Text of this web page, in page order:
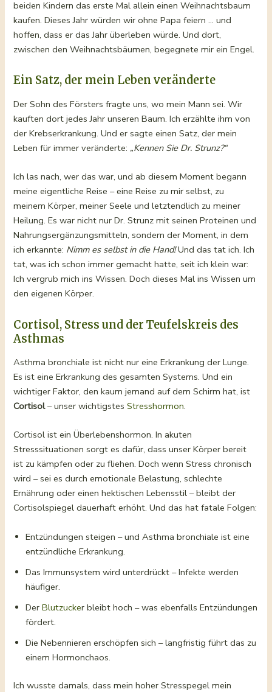
beiden Kindern das erste Mal allein einen Weihnachtsbaum
kaufen. Dieses Jahr würden wir ohne Papa feiern … und
hoffen, dass er das Jahr überleben würde. Und dort,
zwischen den Weihnachtsbäumen, begegnete mir ein Engel.
Ein Satz, der mein Leben veränderte
Der Sohn des Försters fragte uns, wo mein Mann sei. Wir
kauften dort jedes Jahr unseren Baum. Ich erzählte ihm von
der Krebserkrankung. Und er sagte einen Satz, der mein
Leben für immer veränderte: „Kennen Sie Dr. Strunz?“
Ich las nach, wer das war, und ab diesem Moment begann
meine eigentliche Reise – eine Reise zu mir selbst, zu
meinem Körper, meiner Seele und letztendlich zu meiner
Heilung. Es war nicht nur Dr. Strunz mit seinen Proteinen und
Nahrungsergänzungsmitteln, sondern der Moment, in dem
ich erkannte: Nimm es selbst in die Hand!Und das tat ich. Ich
tat, was ich schon immer gemacht hatte, seit ich klein war:
Ich vergrub mich ins Wissen. Doch dieses Mal ins Wissen um
den eigenen Körper.
Cortisol, Stress und der Teufelskreis des
Asthmas
Asthma bronchiale ist nicht nur eine Erkrankung der Lunge.
Es ist eine Erkrankung des gesamten Systems. Und ein
wichtiger Faktor, den kaum jemand auf dem Schirm hat, ist
Cortisol– unser wichtigstesStresshormon.
Cortisol ist ein Überlebenshormon. In akuten
Stresssituationen sorgt es dafür, dass unser Körper bereit
ist zu kämpfen oder zu fliehen. Doch wenn Stress chronisch
wird – sei es durch emotionale Belastung, schlechte
Ernährung oder einen hektischen Lebensstil – bleibt der
Cortisolspiegel dauerhaft erhöht. Und das hat fatale Folgen:
Entzündungen steigen – und Asthma bronchiale ist eine
entzündliche Erkrankung.
Das Immunsystem wird unterdrückt – Infekte werden
häufiger.
DerBlutzucker bleibt hoch – was ebenfalls Entzündungen
fördert.
Die Nebennieren erschöpfen sich – langfristig führt das zu
einem Hormonchaos.
Ich wusste damals, dass mein hoher Stresspegel mein